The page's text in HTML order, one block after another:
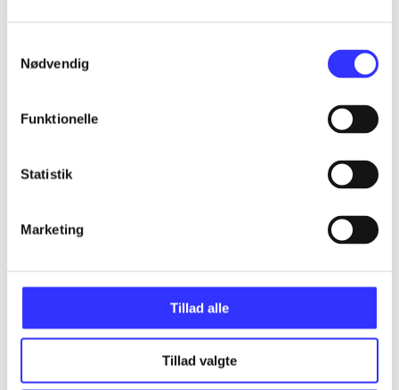
Nødvendig
Funktionelle
Statistik
Marketing
Tillad alle
Tillad valgte
...
Minder om